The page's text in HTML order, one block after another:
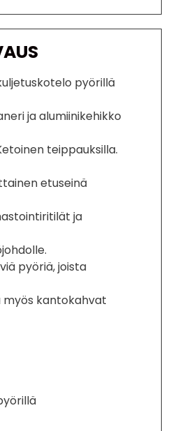
pyörillä
ja alumiinikehikko
teippauksilla.
etuseinä
ja
pyöriä, joista
myös kantokahvat